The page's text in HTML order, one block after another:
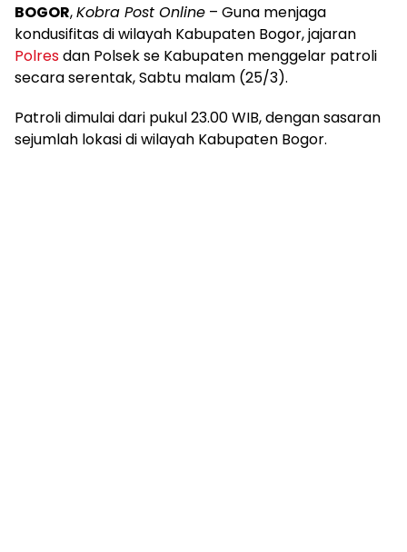
BOGOR,Kobra Post Online – Guna menjaga
kondusifitas di wilayah Kabupaten Bogor, jajaran
Polresdan Polsek se Kabupaten menggelar patroli
secara serentak, Sabtu malam (25/3).
Patroli dimulai dari pukul 23.00 WIB, dengan sasaran
sejumlah lokasi di wilayah Kabupaten Bogor.